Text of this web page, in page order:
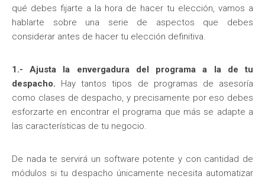
qué debes fijarte a la hora de hacer tu elección, vamos a
hablarte sobre una serie de aspectos que debes
considerar antes de hacer tu elección definitiva.
1.- Ajusta la envergadura del programa a la de tu
despacho. Hay tantos tipos de programas de asesoría
como clases de despacho, y precisamente por eso debes
esforzarte en encontrar el programa que más se adapte a
las características de tu negocio.
De nada te servirá un software potente y con cantidad de
módulos si tu despacho únicamente necesita automatizar